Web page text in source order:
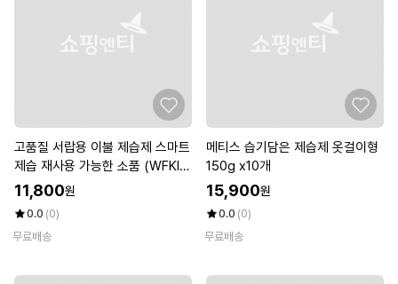
고품질 서랍용 이불 제습제 스마트
제습 재사용 가능한 소품 (WFKIO
AN)
11,800원
0.0 (0)
무료배송
메티스 습기담은 제습제 옷걸이형
150g x10개
15,900원
0.0 (0)
무료배송